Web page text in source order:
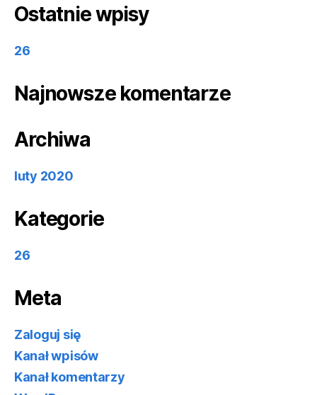
Ostatnie wpisy
26
Najnowsze komentarze
Archiwa
luty 2020
Kategorie
26
Meta
Zaloguj się
Kanał wpisów
Kanał komentarzy